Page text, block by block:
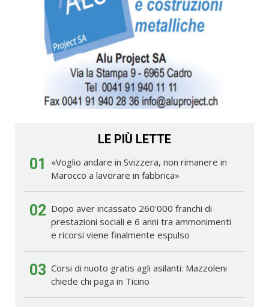
LE PIÙ LETTE
01
«Voglio andare in Svizzera, non rimanere in
Marocco a lavorare in fabbrica»
02 Dopo aver incassato 260'000 franchi di
prestazioni sociali e 6 anni tra ammonimenti
e ricorsi viene finalmente espulso
03 Corsi di nuoto gratis agli asilanti: Mazzoleni
chiede chi paga in Ticino